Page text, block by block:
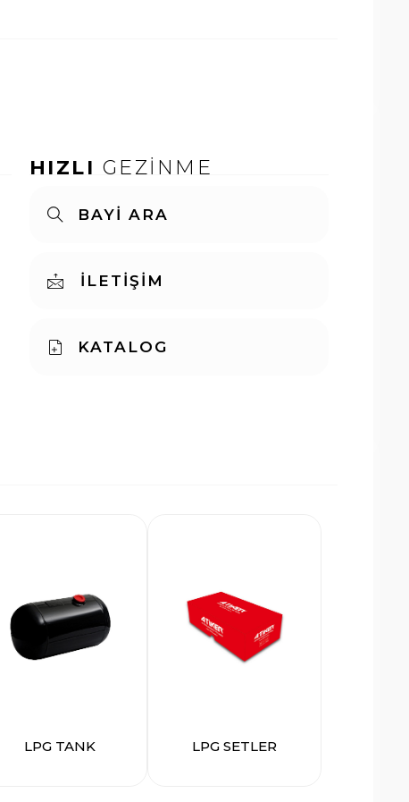
HIZLI GEZİNME
BAYİ ARA
İLETİŞİM
KATALOG
LPG TANK LPG SETLER